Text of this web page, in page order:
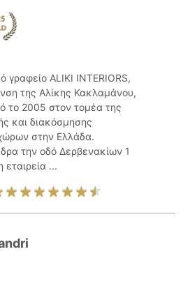
γραφείο ALIKI INTERIORS,
της Αλίκης Κακλαμάνου,
το 2005 στον τομέα της
και διακόσμησης
στην Ελλάδα.
την οδό Δερβενακίων 1
εταιρεία ...